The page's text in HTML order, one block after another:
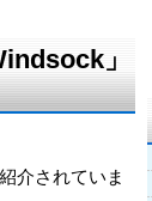
」
介されていま